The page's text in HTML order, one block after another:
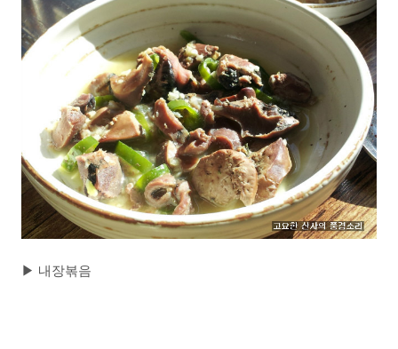
▶ 내장볶음